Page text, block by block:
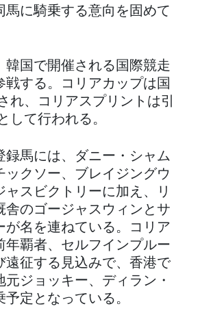
馬に騎乗する意向を固めて
韓国で開催される国際競走
戦する。コリアカップは国
れ、コリアスプリントは引
して行われる。
録馬には、ダニー・シャム
ックソー、ブレイジングウ
ャスビクトリーに加え、リ
舎のゴージャスウィンとサ
が名を連ねている。コリア
年覇者、セルフインプルー
遠征する見込みで、香港で
元ジョッキー、ディラン・
定となっている。